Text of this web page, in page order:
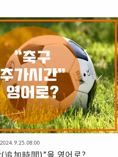
상태를 의미합니다. “I’m off the market
되었어요.)“She’s been off the market for
이제 한동안 품절 상태였..
2024. 9. 25. 08:00
追加時間)”을 영어로?